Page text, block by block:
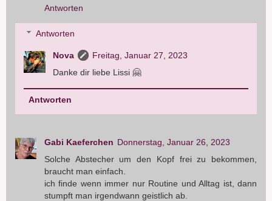
Antworten
Antworten
Nova
Freitag, Januar 27, 2023
Danke dir liebe Lissi 🤗
Antworten
Gabi Kaeferchen Donnerstag, Januar 26, 2023
Solche Abstecher um den Kopf frei zu bekommen,
braucht man einfach.
ich finde wenn immer nur Routine und Alltag ist, dann
stumpft man irgendwann geistlich ab.